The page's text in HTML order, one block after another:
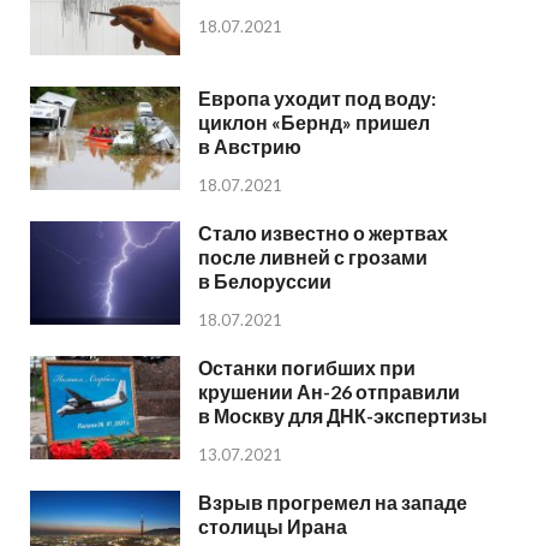
18.07.2021
Европа уходит под воду:
циклон «Бернд» пришел
в Австрию
18.07.2021
Стало известно о жертвах
после ливней с грозами
в Белоруссии
18.07.2021
Останки погибших при
крушении Ан-26 отправили
в Москву для ДНК-экспертизы
13.07.2021
Взрыв прогремел на западе
столицы Ирана